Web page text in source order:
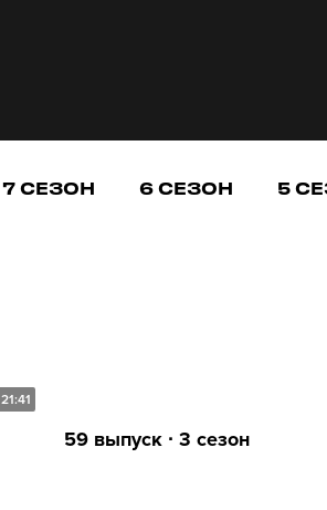
7 СЕЗОН 6 СЕЗОН 5
21:41
59 выпуск ∙ 3 сезон